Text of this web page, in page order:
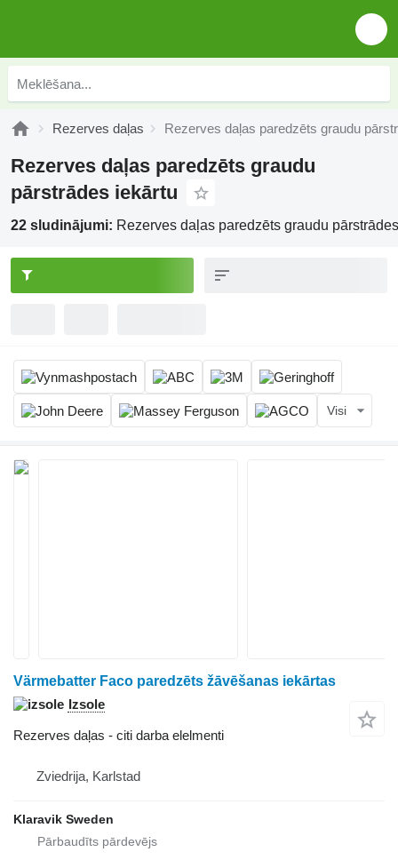
Rezerves daļas Rezerves daļas paredzēts graudu
Rezerves daļas paredzēts graudu
pārstrādes iekārtu
22 sludinājumi: Rezerves daļas paredzēts graudu
Visi
Värmebatter Faco paredzēts žāvēšanas iekārtas
Izsole
Rezerves daļas - citi darba elelmenti
Zviedrija, Karlstad
Klaravik Sweden